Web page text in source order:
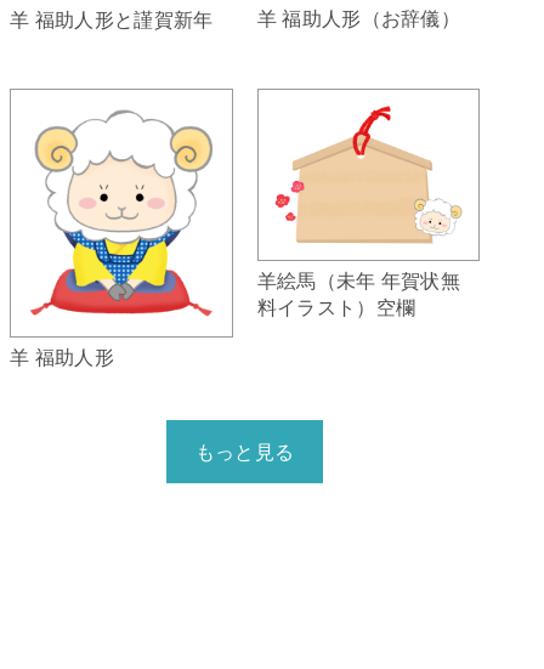
羊 福助人形と謹賀新年 羊 福助人形（お辞儀）
羊 福助人形
羊絵馬（未年 年賀状無
料イラスト）空欄
もっと見る